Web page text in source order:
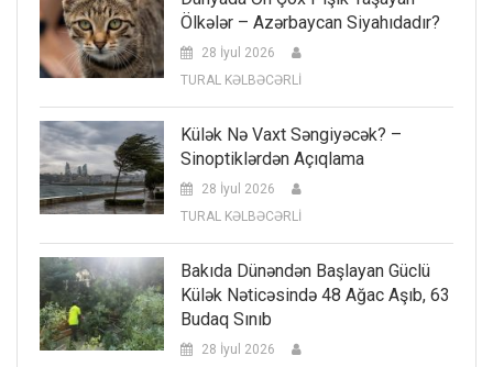
Ölkələr – Azərbaycan Siyahıdadır?
28 İyul 2026
TURAL KƏLBƏCƏRLİ
Külək Nə Vaxt Səngiyəcək? –
Sinoptiklərdən Açıqlama
28 İyul 2026
TURAL KƏLBƏCƏRLİ
Bakıda Dünəndən Başlayan Güclü
Külək Nəticəsində 48 Ağac Aşıb, 63
Budaq Sınıb
28 İyul 2026